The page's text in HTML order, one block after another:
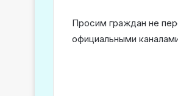
Просим граждан не
официальными